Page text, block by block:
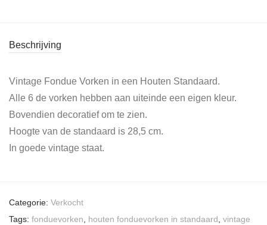
Beschrijving
Vintage Fondue Vorken in een Houten Standaard.
Alle 6 de vorken hebben aan uiteinde een eigen kleur.
Bovendien decoratief om te zien.
Hoogte van de standaard is 28,5 cm.
In goede vintage staat.
Categorie: Verkocht
Tags: fonduevorken houten fonduevorken in standaard vintage